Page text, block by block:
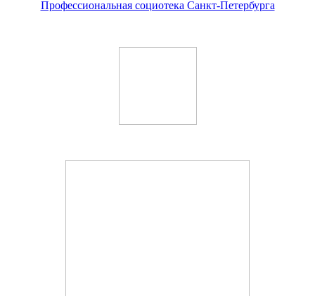
Профессиональная социотека Санкт-Петербурга